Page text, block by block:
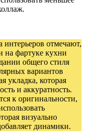
интерьеров отмечают,
на фартуке кухни
общего стиля
вариантов
укладка, которая
и аккуратность.
к оригинальности,
визуально
динамики.